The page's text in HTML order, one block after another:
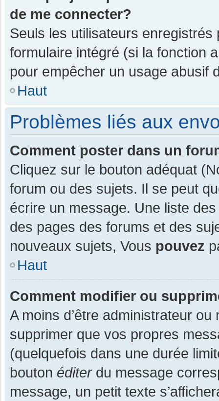
de me connecter?
Seuls les utilisateurs enregistrés
formulaire intégré (si la fonction
pour empêcher un usage abusif
Haut
Problèmes liés aux
Comment poster dans un
Cliquez sur le bouton adéquat
forum ou des sujets. Il se peut
écrire un message. Une liste
des pages des forums et des
nouveaux sujets, Vous pouvez
Haut
Comment modifier ou
A moins d’être administrateur
supprimer que vos propres
(quelquefois dans une durée
bouton éditerdu message
message, un petit texte